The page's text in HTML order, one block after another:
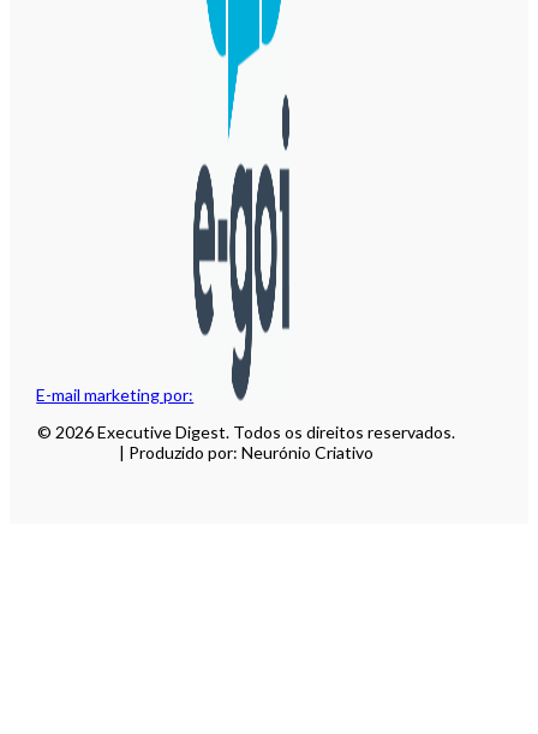
E-mail marketing por:
© 2026 Executive Digest. Todos os direitos reservados.
| Produzido por: Neurónio Criativo